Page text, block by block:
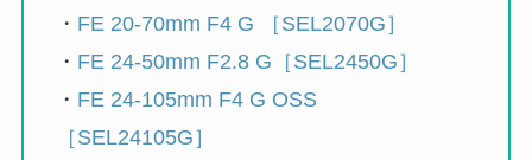
・ FE 20-70mm F4 G ［SEL2070G］
・ FE 24-50mm F2.8 G［SEL2450G］
・ FE 24-105mm F4 G OSS
［SEL24105G］